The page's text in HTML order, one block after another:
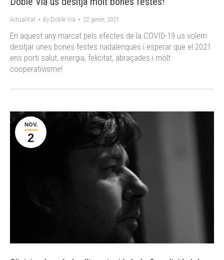
Actualitat By Doble Via 22 gener, 2021
En aquest any marcat pels efectes de la COVID-19 us volem
desitjar unes bones festes nadalenques i esperar que el 2021
ens porti salut, energia, felicitat, abraçades i molt
cooperativisme!
NOV.
2